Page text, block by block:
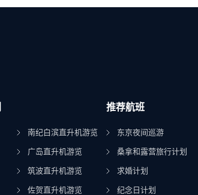
南纪白滨直升机游览
广岛直升机游览
筑波直升机游览
佐贺直升机游览
推荐航班
东京夜间巡游
桑拿和露营旅行计划
求婚计划
纪念日计划